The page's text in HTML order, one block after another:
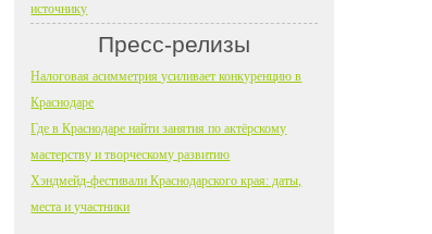
источнику
Пресс-релизы
Налоговая асимметрия усиливает конкуренцию в
Краснодаре
Где в Краснодаре найти занятия по актёрскому
мастерству и творческому развитию
Хэндмейд-фестивали Краснодарского края: даты,
места и участники